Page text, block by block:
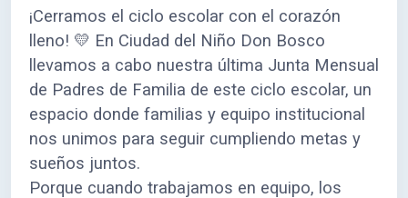
¡Cerramos el ciclo escolar con el corazón
lleno! 💛 En Ciudad del Niño Don Bosco
llevamos a cabo nuestra última Junta Mensual
de Padres de Familia de este ciclo escolar, un
espacio donde familias y equipo institucional
nos unimos para seguir cumpliendo metas y
sueños juntos.
Porque cuando trabajamos en equipo, los